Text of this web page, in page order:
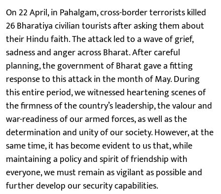
On 22 April, in Pahalgam, cross-border terrorists killed
26 Bharatiya civilian tourists after asking them about
their Hindu faith. The attack led to a wave of grief,
sadness and anger across Bharat. After careful
planning, the government of Bharat gave a fitting
response to this attack in the month of May. During
this entire period, we witnessed heartening scenes of
the firmness of the country’s leadership, the valour and
war-readiness of our armed forces, as well as the
determination and unity of our society. However, at the
same time, it has become evident to us that, while
maintaining a policy and spirit of friendship with
everyone, we must remain as vigilant as possible and
further develop our security capabilities.